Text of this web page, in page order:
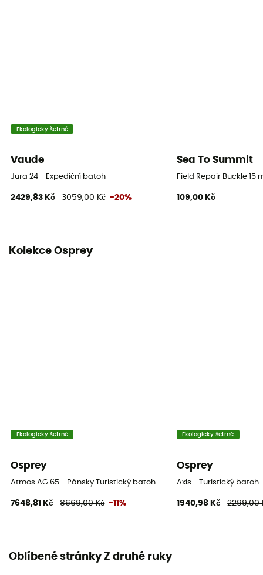
Postranní
Ano
Ekologicky šetrné
Vaude
Jura 24 - Expediční batoh
2429,83 Kč 3059,00 Kč -20%
Sea To Summit
Field Repair Buckle 15
109,00 Kč
Kolekce Osprey
Ekologicky šetrné
Osprey
Atmos AG 65 - Pánsky Turistický batoh
7648,81 Kč 8669,00 Kč -11%
Ekologicky šetrné
Osprey
Axis - Turistický batoh
1940,98 Kč 2299,00
Oblíbené stránky Z druhé ruky